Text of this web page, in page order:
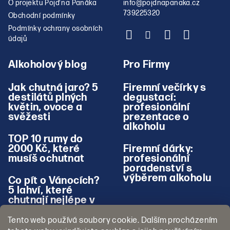
Tento web používá soubory cookie. Dalším procházením
O projektu Pojď na Panáka
Obchodní podmínky
Podmínky ochrany osobních
údajů
info@pojdnapanaka.cz
739225320
Alkoholový blog
Jak chutná jaro? 5
destilátů plných
květin, ovoce a
svěžesti
TOP 10 rumy do
2000 Kč, které
musíš ochutnat
Co pít o Vánocích?
5 lahví, které
chutnají nejlépe v
Pro Firmy
Firemní večírky s
degustací:
profesionální
prezentace o
alkoholu
Firemní dárky:
profesionální
poradenství s
výběrem alkoholu